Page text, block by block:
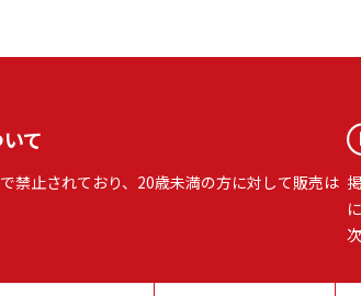
て
禁止されており、20歳未満の方に対して販売は